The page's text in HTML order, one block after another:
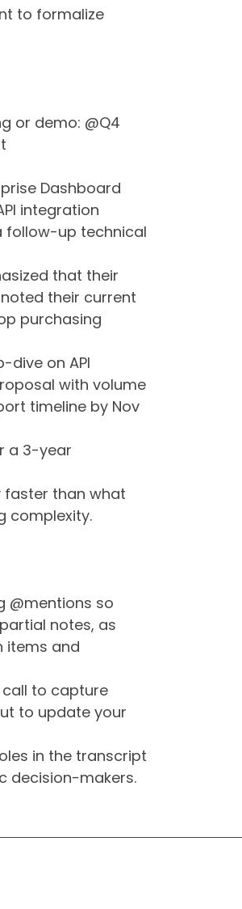
to formalize
or demo: @Q4
Dashboard
integration
follow-up technical
that their
their current
purchasing
dive on API
with volume
timeline by Nov
a 3-year
faster than what
complexity.
@mentions so
notes, as
items and
to capture
to update your
in the transcript
decision-makers.